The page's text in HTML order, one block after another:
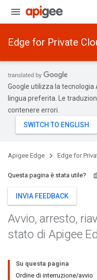
Edge for Private
Google utilizza la
lingua preferita. Le
contenere errori.
Apigee Edge Edge for
Questa pagina è stata utile?
INVIA FEEDBACK
Avvio, arresto,
stato di Apigee
Su questa pagina
Ordine di interruzione/avvio